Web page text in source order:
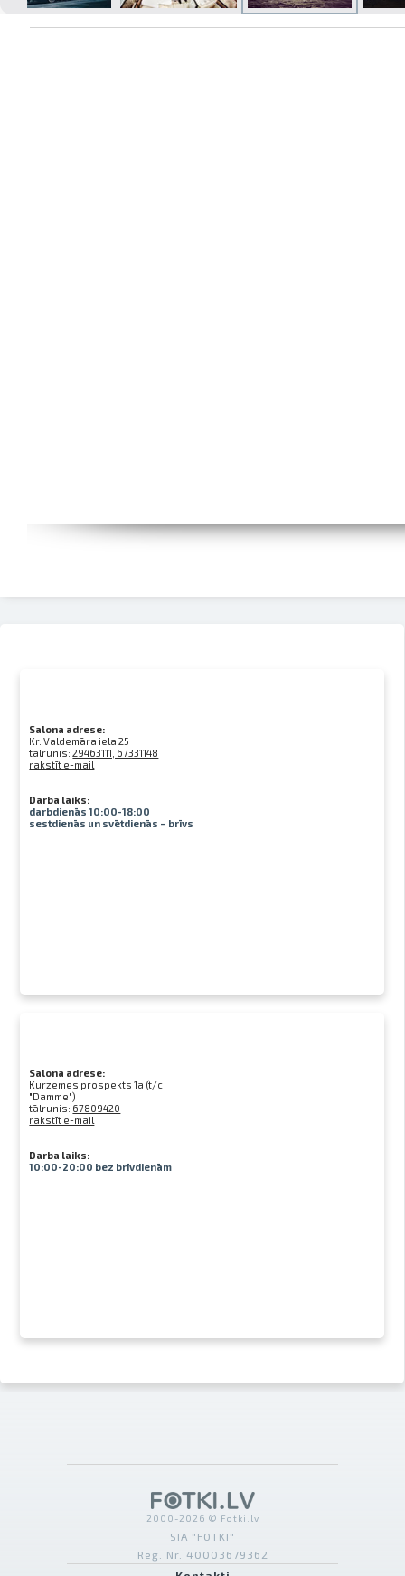
Izdrukas 1h laikā Rīgā – pasūtiet
tiešsaistē
Salona adrese:
Kr. Valdemāra iela 25
tālrunis:29463111, 67331148
rakstīt e-mail
Darba laiks:
darbdienās 10:00-18:00
sestdienās un svētdienās – brīvs
Salona adrese:
Kurzemes prospekts 1a (t/c
"Damme")
tālrunis: 67809420
rakstīt e-mail
Darba laiks:
10:00-20:00 bez brīvdienām
2000-2026 © Fotki.lv
SIA "FOTKI"
Reģ. Nr. 40003679362